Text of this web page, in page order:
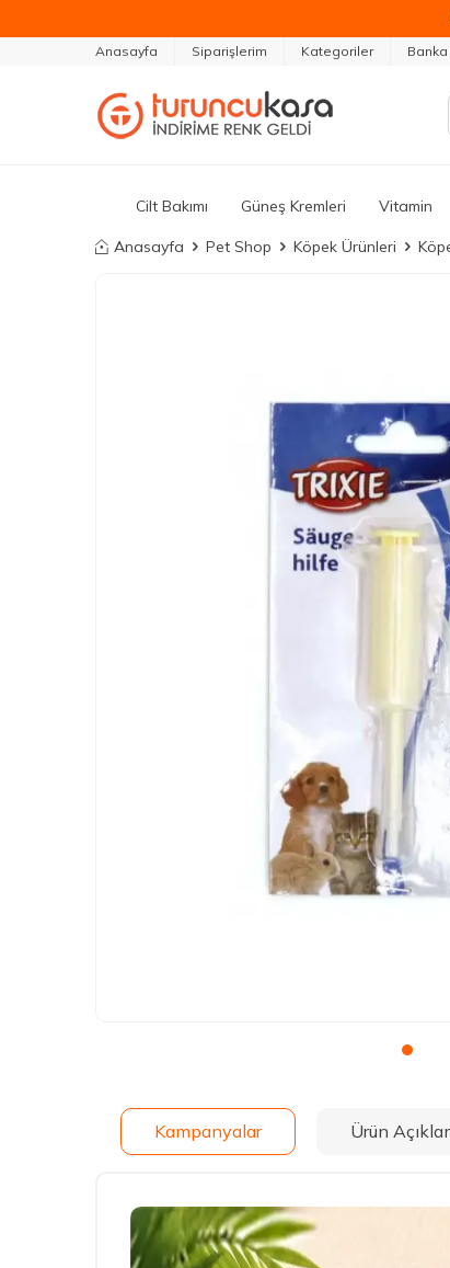
Anasayfa Siparişlerim Kategoriler
Cilt Bakımı Güneş Kremleri Vitamin
Anasayfa Pet Shop Köpek Ürünleri
Kampanyalar Ürün